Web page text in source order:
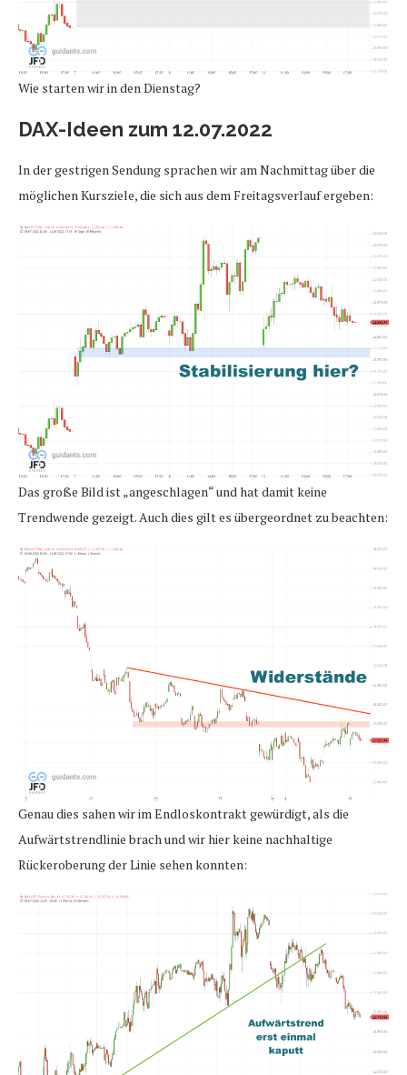
Wie starten wir in den Dienstag?
DAX-Ideen zum 12.07.2022
In der gestrigen Sendung sprachen wir am Nachmittag über die
möglichen Kursziele, die sich aus dem Freitagsverlauf ergeben:
Das große Bild ist „angeschlagen“ und hat damit keine
Trendwende gezeigt. Auch dies gilt es übergeordnet zu beachten:
Genau dies sahen wir im Endloskontrakt gewürdigt, als die
Aufwärtstrendlinie brach und wir hier keine nachhaltige
Rückeroberung der Linie sehen konnten: